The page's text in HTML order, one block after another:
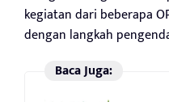
kegiatan dari beberapa
dengan langkah
Baca Juga: